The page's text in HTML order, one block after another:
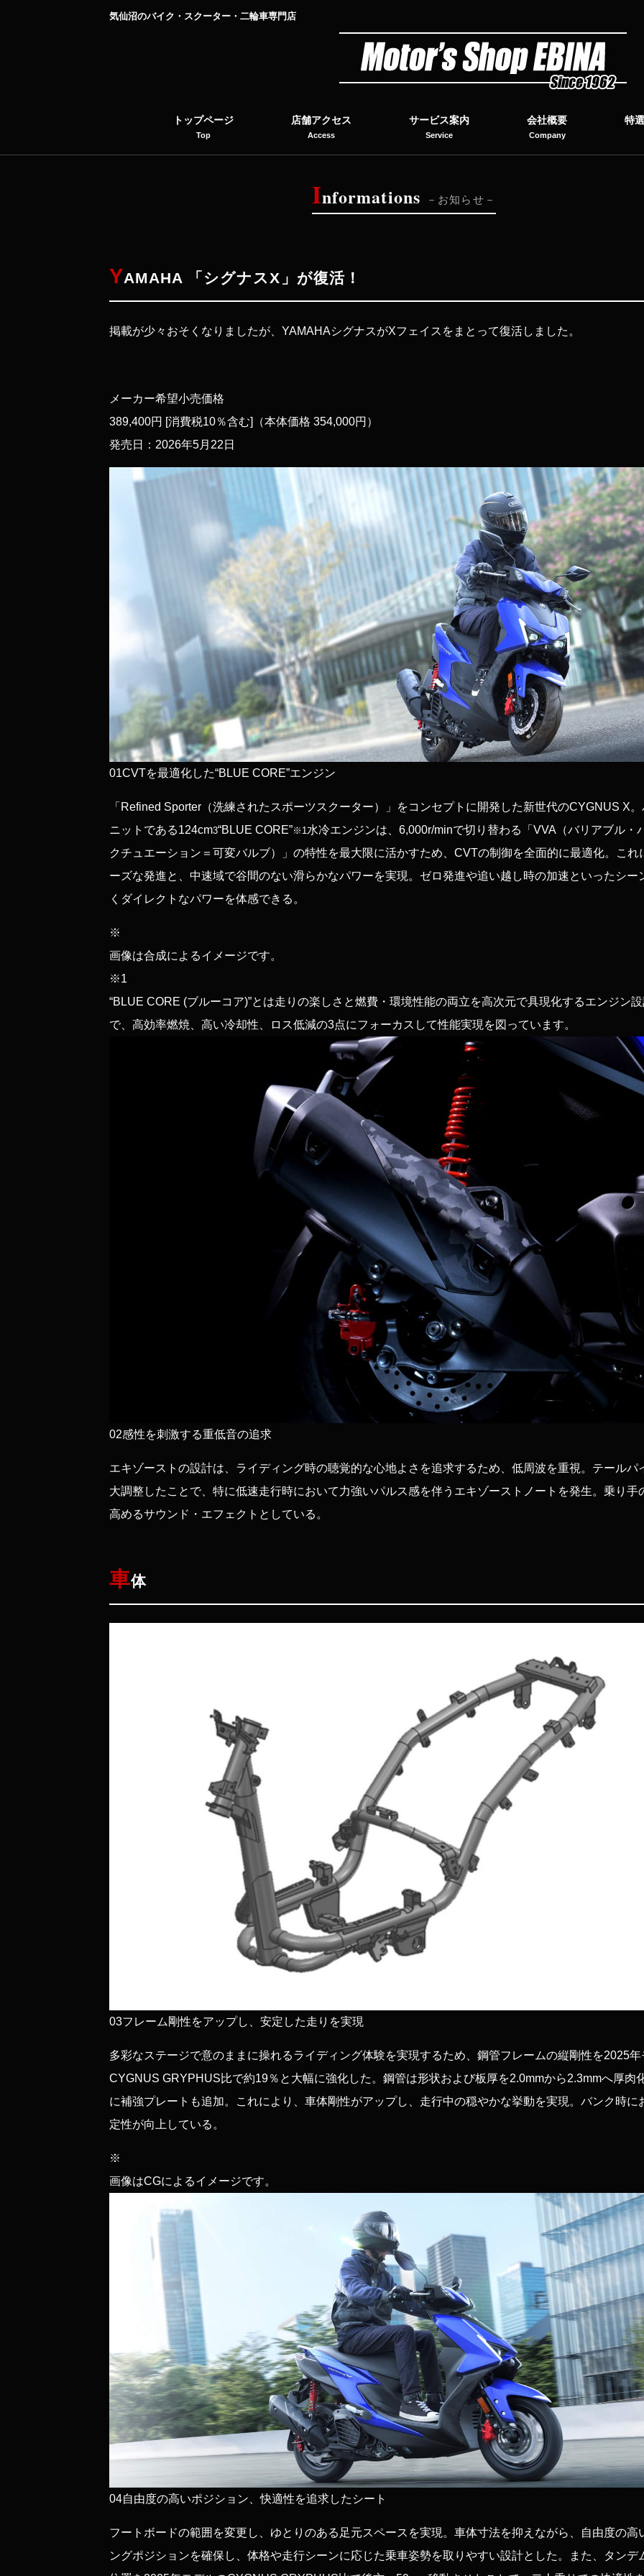
気仙沼のバイク・スクーター・二輪車専門店
トップページ
Top
店舗アクセス
Access
サービス案内
Service
会社概要
Company
特
Informations お知らせ
YAMAHA 「シグナスX」が復活！
掲載が少々おそくなりましたが、YAMAHAシグナスがXフェイスをまとって復活しました。
メーカー希望小売価格
389,400円 [消費税10％含む]（本体価格 354,000円）
発売日：2026年5月22日
01CVTを最適化した“BLUE CORE”エンジン
「Refined Sporter（洗練されたスポーツスクーター）」をコンセプトに開発した新世代のCYGNUS X
ニットである124cm3“BLUE CORE”※1水冷エンジンは、6,000r/minで切り替わる「VVA（バリアブル・
クチュエーション＝可変バルブ）」の特性を最大限に活かすため、CVTの制御を全面的に最適化。これ
ーズな発進と、中速域で谷間のない滑らかなパワーを実現。ゼロ発進や追い越し時の加速といったシー
くダイレクトなパワーを体感できる。
※
画像は合成によるイメージです。
※1
“BLUE CORE (ブルーコア)”とは走りの楽しさと燃費・環境性能の両立を高次元で具現化するエンジン
で、高効率燃焼、高い冷却性、ロス低減の3点にフォーカスして性能実現を図っています。
02感性を刺激する重低音の追求
エキゾーストの設計は、ライディング時の聴覚的な心地よさを追求するため、低周波を重視。テールパ
大調整したことで、特に低速走行時において力強いパルス感を伴うエキゾーストノートを発生。乗り手
高めるサウンド・エフェクトとしている。
車体
03フレーム剛性をアップし、安定した走りを実現
多彩なステージで意のままに操れるライディング体験を実現するため、鋼管フレームの縦剛性を2025
CYGNUS GRYPHUS比で約19％と大幅に強化した。鋼管は形状および板厚を2.0mmから2.3mmへ厚肉
に補強プレートも追加。これにより、車体剛性がアップし、走行中の穏やかな挙動を実現。バンク時に
定性が向上している。
※
画像はCGによるイメージです。
04自由度の高いポジション、快適性を追求したシート
フートボードの範囲を変更し、ゆとりのある足元スペースを実現。車体寸法を抑えながら、自由度の高
ングポジションを確保し、体格や走行シーンに応じた乗車姿勢を取りやすい設計とした。また、タンデ